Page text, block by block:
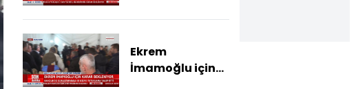
Ekrem
İmamoğlu için